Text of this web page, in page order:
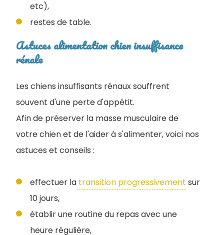
etc),
restes de table.
Astuces alimentation chien insuffisance
rénale
Les chiens insuffisants rénaux souffrent
souvent d'une perte d'appétit.
Afin de préserver la masse musculaire de
votre chien et de l'aider à s'alimenter, voici nos
astuces et conseils :
effectuer la transition progressivement sur
10 jours,
établir une routine du repas avec une
heure régulière,